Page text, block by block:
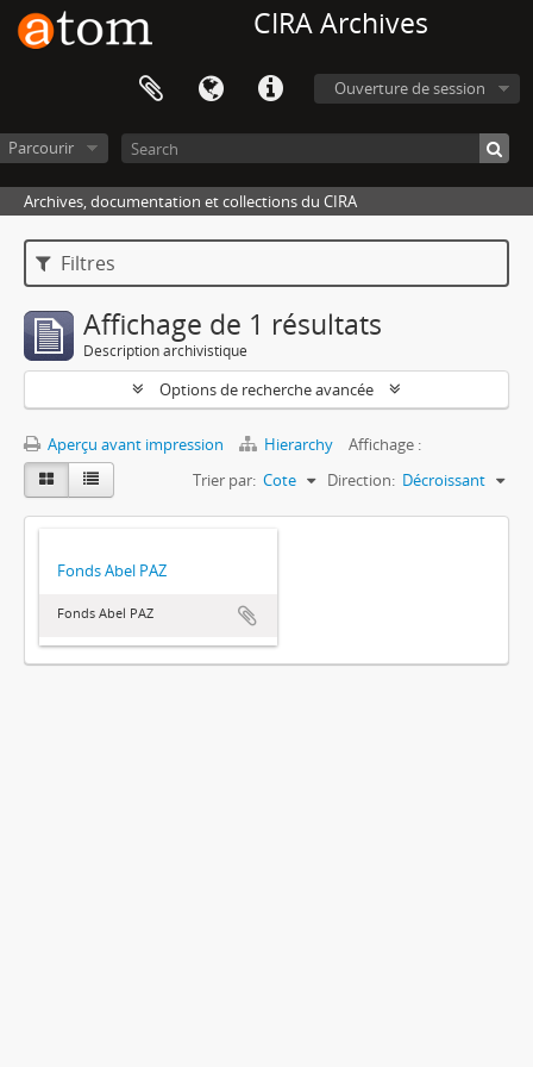
CIRA Archives
Ouverture de session
Parcourir
Archives, documentation et collections du CIRA
Filtres
Affichage de 1 résultats
Description archivistique
Options de recherche avancée
Aperçu avant impression Hierarchy
Affichage :
Trier par: Cote Direction: Décroissant
Fonds Abel PAZ
Fonds Abel PAZ